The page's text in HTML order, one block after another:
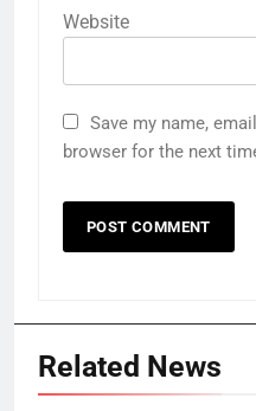
Website
Save my name,
browser for the next
Related News